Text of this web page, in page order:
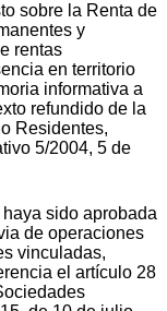
sobre la Renta de
y
rentas
en territorio
informativa a
refundido de la
Residentes,
5/2004, 5 de
sido aprobada
de operaciones
vinculadas,
el artículo 28